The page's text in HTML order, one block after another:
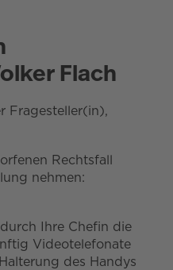
Flach
Fragesteller(in),
Rechtsfall
nehmen:
Ihre Chefin die
Videotelefonate
des Handys